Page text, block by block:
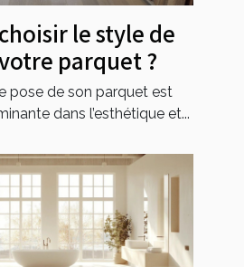
le style de
parquet ?
pose de son parquet est
dans l’esthétique et...